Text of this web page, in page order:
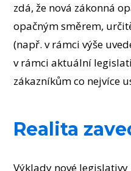
zdá, že nová zákonná
opačným směrem,
(např. v rámci výše
v rámci aktuální
zákazníkům co nejvíce
Realita
Výklady nové